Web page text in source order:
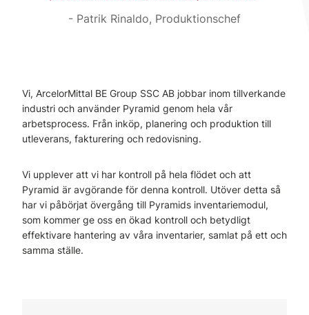
Patrik Rinaldo, Produktionschef
Vi, ArcelorMittal BE Group SSC AB jobbar inom tillverkande
industri och använder Pyramid genom hela vår
arbetsprocess. Från inköp, planering och produktion till
utleverans, fakturering och redovisning.
Vi upplever att vi har kontroll på hela flödet och att
Pyramid är avgörande för denna kontroll. Utöver detta så
har vi påbörjat övergång till Pyramids inventariemodul,
som kommer ge oss en ökad kontroll och betydligt
effektivare hantering av våra inventarier, samlat på ett och
samma ställe.